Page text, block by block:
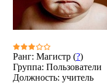
Ранг: Магистр (?)
Группа: Пользователи
Должность: учитель